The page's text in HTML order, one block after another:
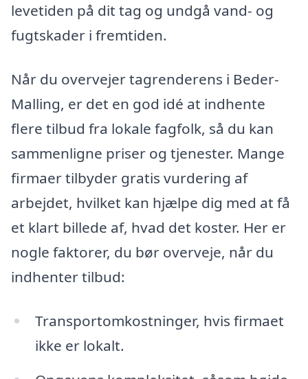
levetiden på dit tag og undgå vand- og
fugtskader i fremtiden.
Når du overvejer tagrenderens i Beder-
Malling, er det en god idé at indhente
flere tilbud fra lokale fagfolk, så du kan
sammenligne priser og tjenester. Mange
firmaer tilbyder gratis vurdering af
arbejdet, hvilket kan hjælpe dig med at få
et klart billede af, hvad det koster. Her er
nogle faktorer, du bør overveje, når du
indhenter tilbud:
Transportomkostninger, hvis firmaet
ikke er lokalt.